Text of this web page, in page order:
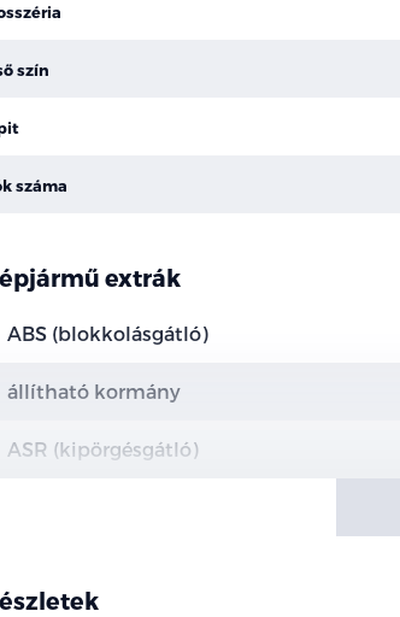
szín
száma
extrák
ABS (blokkolásgátló)
állítható kormány
ASR (kipörgésgátló)